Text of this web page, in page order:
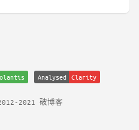
Analysed Clarity
2021 破博客